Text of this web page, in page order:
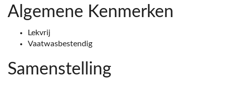
Algemene Kenmerken
Lekvrij
Vaatwasbestendig
Samenstelling